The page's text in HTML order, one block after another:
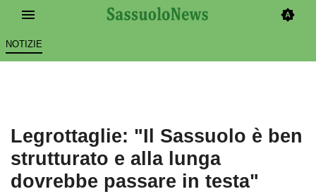
NOTIZIE
Legrottaglie: "Il Sassuolo è ben
strutturato e alla lunga
dovrebbe passare in testa"